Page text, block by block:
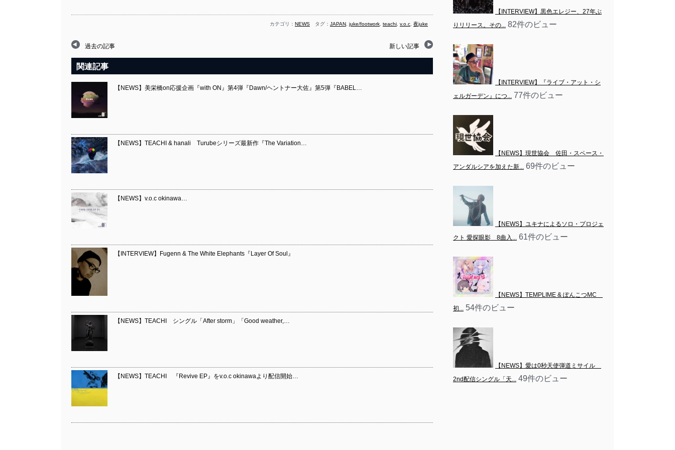
カテゴリ： NEWS タグ： JAPAN juke/footwork teachi v.o.c 夜juke
過去の記事 新しい記事
関連記事
【NEWS】美栄橋on応援企画『with ON』第4弾『Dawn/ヘントナー大佐』第5弾『BABEL…
【NEWS】TEACHI & hanali Turubeシリーズ最新作『The Variation…
【NEWS】v.o.c okinawa…
【INTERVIEW】Fugenn & The White Elephants『Layer Of Soul』
【NEWS】TEACHI シングル「After storm」「Good weather,…
【NEWS】TEACHI 『Revive EP』をv.o.c okinawaより配信開始…
【INTERVIEW】黒色エレジー、27年ぶ
りリリース。その... 82件のビュー
【INTERVIEW】『ライブ・アット・シ
ェルガーデン』につ... 77件のビュー
【NEWS】現世協会　佐田・スペース・
アンダルシアを加えた新... 69件のビュー
【NEWS】ユキナによるソロ・プロジェ
クト 愛探眼影　8曲入... 61件のビュー
【NEWS】TEMPLIME & ぽんこつMC
初... 54件のビュー
【NEWS】愛は0秒天使弾道ミサイル
2nd配信シングル「天... 49件のビュー